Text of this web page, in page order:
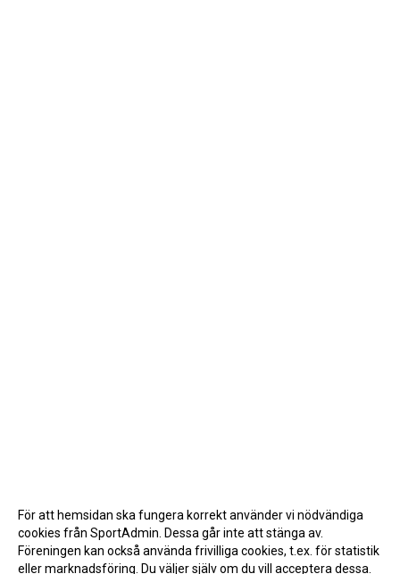
För att hemsidan ska fungera korrekt använder vi nödvändiga
cookies från SportAdmin. Dessa går inte att stänga av.
Föreningen kan också använda frivilliga cookies, t.ex. för statistik
eller marknadsföring. Du väljer själv om du vill acceptera dessa.